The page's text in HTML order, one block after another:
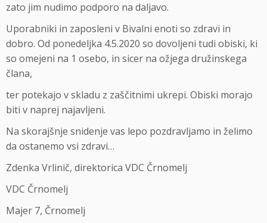
zato jim nudimo podporo na daljavo.
Uporabniki in zaposleni v Bivalni enoti so zdravi in
dobro. Od ponedeljka 4.5.2020 so dovoljeni tudi obiski, ki
so omejeni na 1 osebo, in sicer na ožjega družinskega
člana,
ter potekajo v skladu z zaščitnimi ukrepi. Obiski morajo
biti v naprej najavljeni.
Na skorajšnje snidenje vas lepo pozdravljamo in želimo
da ostanemo vsi zdravi…
Zdenka Vrlinič, direktorica VDC Črnomelj
VDC Črnomelj
Majer 7, Črnomelj